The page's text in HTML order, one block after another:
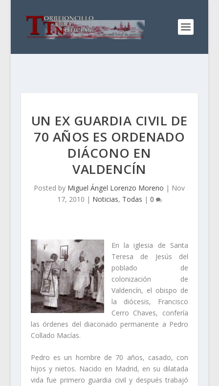
UN EX GUARDIA CIVIL DE
70 AÑOS ES ORDENADO
DIÁCONO EN
VALDENCÍN
Posted by Miguel Ángel Lorenzo Moreno | Nov
17, 2010 | Noticias, Todas | 0
En la iglesia de Santa
Teresa de Jesús del
poblado de
colonización de
Valdencín, el obispo de
la diócesis, Francisco
Cerro Chaves, confería
las órdenes del diaconado permanente a Pedro
Collado Macías.
Pedro es un hombre de 70 años, casado, con
hijos y nietos. Nacido en Madrid, en su dilatada
vida fue primero guardia civil y después trabajó